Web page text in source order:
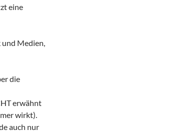
eine
und Medien,
die
erwähnt
wirkt).
auch nur